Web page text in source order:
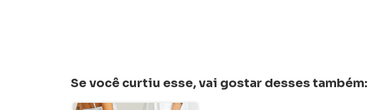
Se você curtiu esse, vai gostar desses também: